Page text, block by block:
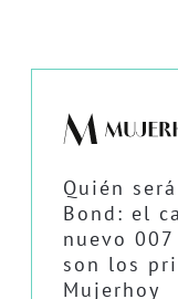
Quién
Bond: el
nuevo
son los
Mujerhoy